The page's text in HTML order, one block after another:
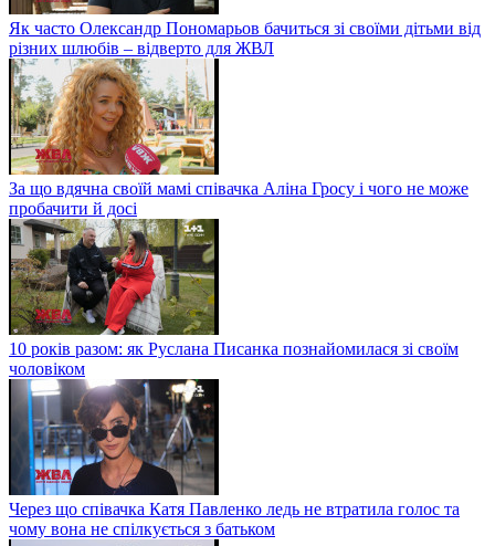
Як часто Олександр Пономарьов бачиться зі своїми дітьми від
різних шлюбів – відверто для ЖВЛ
За що вдячна своїй мамі співачка Аліна Гросу і чого не може
пробачити й досі
10 років разом: як Руслана Писанка познайомилася зі своїм
чоловіком
Через що співачка Катя Павленко ледь не втратила голос та
чому вона не спілкується з батьком